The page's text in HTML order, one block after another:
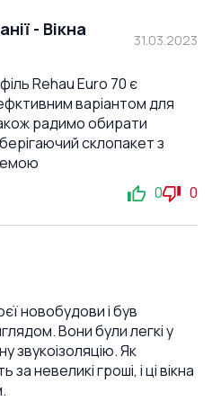
- Вікна
31.03.2023
Rehau Euro 70 є
варіантом для
радимо обирати
склопакет з
0 0
новобудови і був
Вони були легкі у
звукоізоляцію. Як
невеликі гроші, і ці вікна